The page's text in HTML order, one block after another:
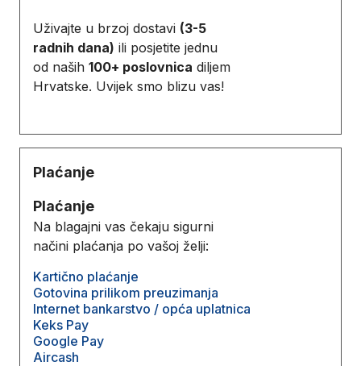
Uživajte u brzoj dostavi (3-5
radnih dana) ili posjetite jednu
od naših 100+ poslovnica diljem
Hrvatske. Uvijek smo blizu vas!
Plaćanje
Plaćanje
Na blagajni vas čekaju sigurni
načini plaćanja po vašoj želji:
Kartično plaćanje
Gotovina prilikom preuzimanja
Internet bankarstvo / opća uplatnica
Keks Pay
Google Pay
Aircash